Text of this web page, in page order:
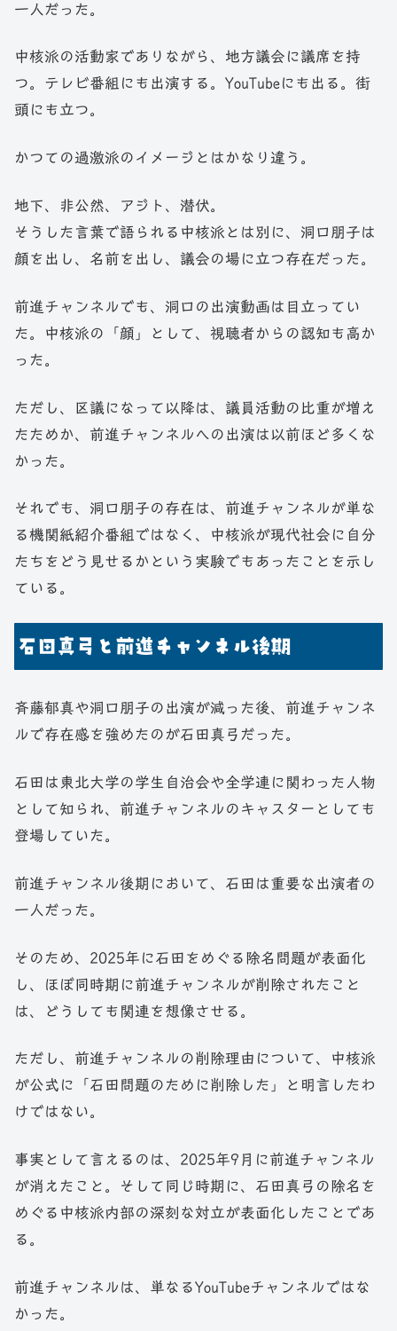
一人だった。
中核派の活動家でありながら、地方議会に議席を持
つ。テレビ番組にも出演する。YouTubeにも出る。街
頭にも立つ。
かつての過激派のイメージとはかなり違う。
地下、非公然、アジト、潜伏。
そうした言葉で語られる中核派とは別に、洞口朋子は
顔を出し、名前を出し、議会の場に立つ存在だった。
前進チャンネルでも、洞口の出演動画は目立ってい
た。中核派の「顔」として、視聴者からの認知も高か
った。
ただし、区議になって以降は、議員活動の比重が増え
たためか、前進チャンネルへの出演は以前ほど多くな
かった。
それでも、洞口朋子の存在は、前進チャンネルが単な
る機関紙紹介番組ではなく、中核派が現代社会に自分
たちをどう見せるかという実験でもあったことを示し
ている。
石田真弓と前進チャンネル後期
斉藤郁真や洞口朋子の出演が減った後、前進チャンネ
ルで存在感を強めたのが石田真弓だった。
石田は東北大学の学生自治会や全学連に関わった人物
として知られ、前進チャンネルのキャスターとしても
登場していた。
前進チャンネル後期において、石田は重要な出演者の
一人だった。
そのため、2025年に石田をめぐる除名問題が表面化
し、ほぼ同時期に前進チャンネルが削除されたこと
は、どうしても関連を想像させる。
ただし、前進チャンネルの削除理由について、中核派
が公式に「石田問題のために削除した」と明言したわ
けではない。
事実として言えるのは、2025年9月に前進チャンネル
が消えたこと。そして同じ時期に、石田真弓の除名を
めぐる中核派内部の深刻な対立が表面化したことであ
る。
前進チャンネルは、単なるYouTubeチャンネルではな
かった。